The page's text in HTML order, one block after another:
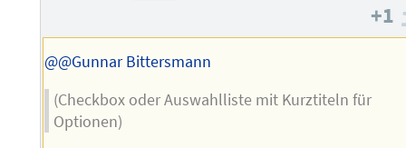
des
+1
@@Gunnar Bittersmann
(Checkbox oder Auswahlliste mit Kurztiteln für
Optionen)